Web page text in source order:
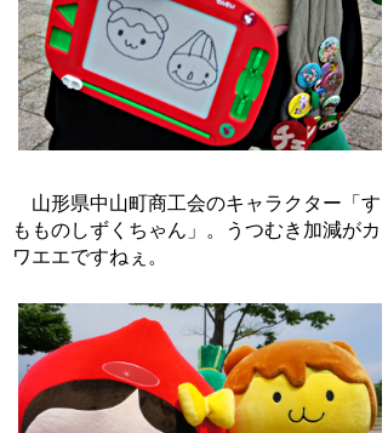
山形県中山町商工会のキャラクター「す
もものしずくちゃん」。うつむき加減がカ
ワエエですねぇ。